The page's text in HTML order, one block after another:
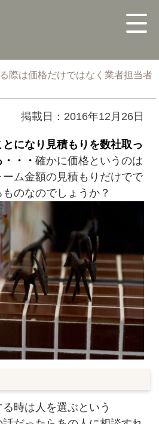
際は価格だけではなく業者担当者
掲載日：2016年12月26日
になり見積もりを数社取っ
・・ 確かに価格というのは
ム金額の見積もりだけでで
のなのでしょうか？
時は人を選ぶという